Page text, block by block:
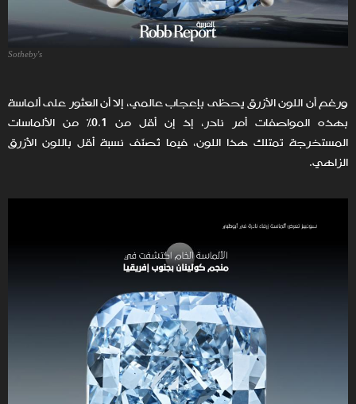
Sotheby's
ورغم أن اللون الأزرق يحظى بإعجاب عالمي، إلا أن العثور على ألماسة
بهذه المواصفات أمر نادر، إذ إن أقل من 0.1% من الألماسات
المستخرجة تمتلك هذا اللون، فيما تُصنّف نسبة أقل باللون الأزرق
الزاهي.